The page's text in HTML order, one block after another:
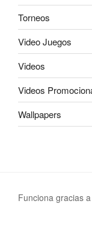
Torneos
Video Juegos
Videos
Videos
Wallpapers
Funciona gracias